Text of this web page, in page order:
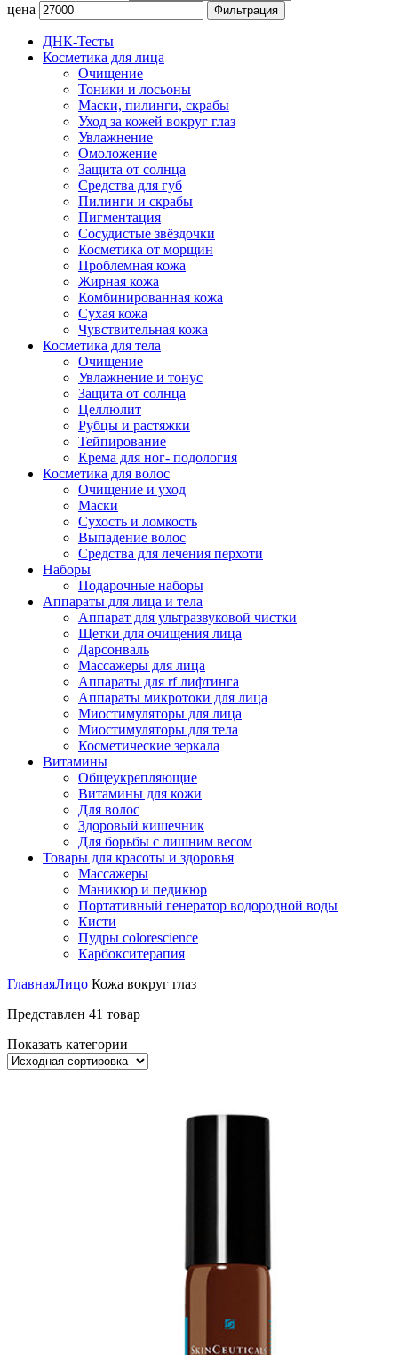
цена
Фильтрация
ДНК-Тесты
Косметика для лица
Очищение
Тоники и лосьоны
Маски, пилинги, скрабы
Уход за кожей вокруг глаз
Увлажнение
Омоложение
Защита от солнца
Средства для губ
Пилинги и скрабы
Пигментация
Сосудистые звёздочки
Косметика от морщин
Проблемная кожа
Жирная кожа
Комбинированная кожа
Сухая кожа
Чувствительная кожа
Косметика для тела
Очищение
Увлажнение и тонус
Защита от солнца
Целлюлит
Рубцы и растяжки
Тейпирование
Крема для ног- подология
Косметика для волос
Очищение и уход
Маски
Сухость и ломкость
Выпадение волос
Средства для лечения перхоти
Наборы
Подарочные наборы
Аппараты для лица и тела
Аппарат для ультразвуковой чистки
Щетки для очищения лица
Дарсонваль
Массажеры для лица
Аппараты для rf лифтинга
Аппараты микротоки для лица
Миостимуляторы для лица
Миостимуляторы для тела
Косметические зеркала
Витамины
Общеукрепляющие
Витамины для кожи
Для волос
Здоровый кишечник
Для борьбы с лишним весом
Товары для красоты и здоровья
Массажеры
Маникюр и педикюр
Портативный генератор водородной воды
Кисти
Пудры colorescience
Карбокситерапия
ГлавнаяЛицо Кожа вокруг глаз
Представлен 41 товар
Показать категории